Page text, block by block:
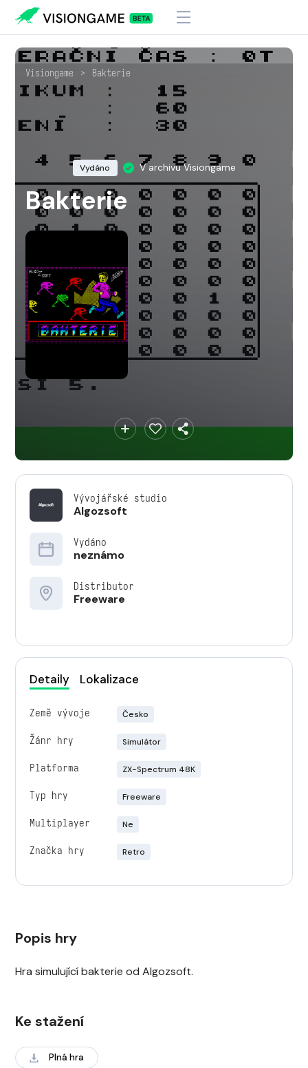
Visiongame > Bakterie
Vydáno V archivu Visiongame
Bakterie
Vývojářské studio
Algozsoft
Vydáno
neznámo
Distributor
Freeware
Detaily Lokalizace
Země vývoje Česko
Žánr hry Simulátor
Platforma ZX-Spectrum 48K
Typ hry Freeware
Multiplayer Ne
Značka hry Retro
Popis hry
Hra simulující bakterie od Algozsoft.
Ke stažení
Plná hra